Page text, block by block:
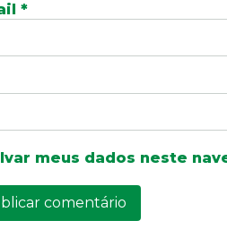
*
meus dados neste